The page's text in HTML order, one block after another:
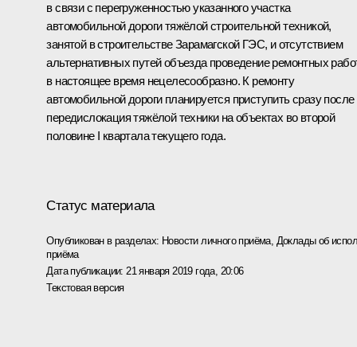
в связи с перегруженностью указанного участка
автомобильной дороги тяжёлой строительной техникой,
занятой в строительстве Зарамагской ГЭС, и отсутствием
альтернативных путей объезда проведение ремонтных
в настоящее время нецелесообразно. К ремонту
автомобильной дороги планируется приступить сразу после
передислокация тяжёлой техники на объектах во второй
половине I квартала текущего года.
Статус материала
Опубликован в разделах: Новости личного приёма, Доклады об
приёма
Дата публикации: 21 января 2019 года, 20:06
Текстовая версия